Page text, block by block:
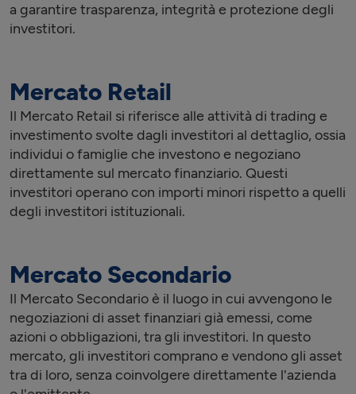
a garantire trasparenza, integrità e protezione degli
investitori.
Mercato Retail
Il Mercato Retail si riferisce alle attività di trading e
investimento svolte dagli investitori al dettaglio, ossia
individui o famiglie che investono e negoziano
direttamente sul mercato finanziario. Questi
investitori operano con importi minori rispetto a quelli
degli investitori istituzionali.
Mercato Secondario
Il Mercato Secondario è il luogo in cui avvengono le
negoziazioni di asset finanziari già emessi, come
azioni o obbligazioni, tra gli investitori. In questo
mercato, gli investitori comprano e vendono gli asset
tra di loro, senza coinvolgere direttamente l'azienda